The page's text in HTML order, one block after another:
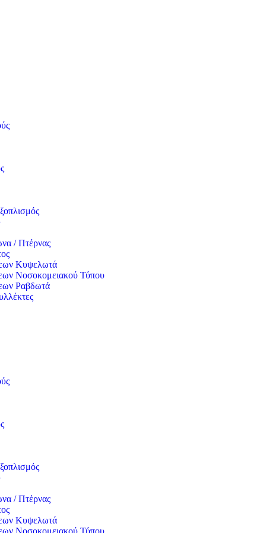
/ Πτέρνας
Κυψελωτά
Νοσοκομειακού Τύπου
Ραβδωτά
/ Πτέρνας
Κυψελωτά
Νοσοκομειακού Τύπου